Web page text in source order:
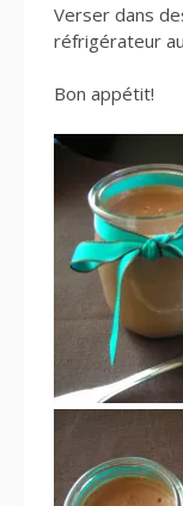
Verser dans
réfrigérateur
Bon appétit!